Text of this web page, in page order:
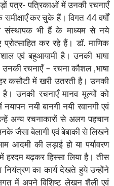
पत्र- पत्रिकाओं में उनकी रचनाएँ
कर चुके हैं। विगत 44 वर्षों
संस्थापक भी हैं के माध्यम से नये
कर रहे हैं। डॉ. माणिक
एवं बहुआयामी है। उनकी भाषा
रचनाएँ – रचना कौशल ,भाषा
कसौटी में खरी उतरती है। उनकी
है। उनकी रचनाएँ मानव मूल्यों को
नयी बानगी नयी रवानगी एवं
अन्य रचनाकारों से अलग पहचान
जैसा बेलागी एवं बेबाकी से लिखने
आदमी की लड़ाई हो या पर्यावरण
हरदम बढ़कर हिस्सा लिया है। तीस
नियंत्रण का कार्य देखते हुये उन्होंने
में अपने विशिष्ट लेखन शैली एवं